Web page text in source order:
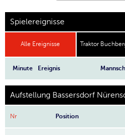
Spielereignisse
Alle Ereignisse Traktor
Minute Ereignis
Aufstellung Bassersdorf
Nr Position